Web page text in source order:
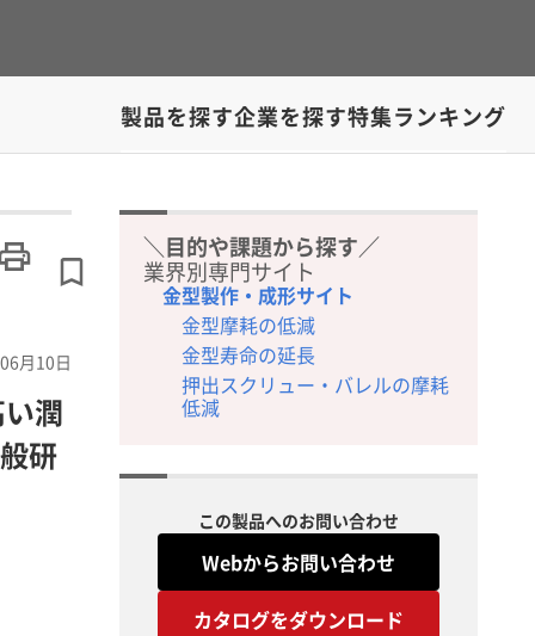
製品を探す企業を探す特集ランキング
月10日
潤
研
＼目的や課題から探す／
業界別専門サイト
金型製作・成形サイト
金型摩耗の低減
金型寿命の延長
押出スクリュー・バレルの摩耗
低減
この製品へのお問い合わせ
Webからお問い合わせ
カタログをダウンロード